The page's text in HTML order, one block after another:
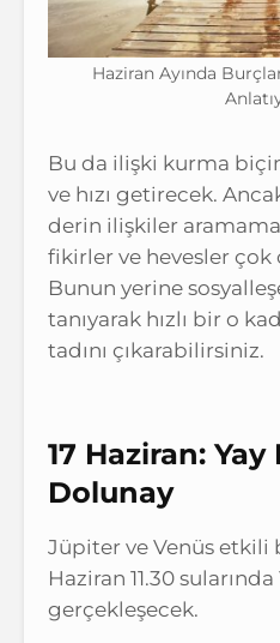
Haziran Ayında
Bu da ilişki kurma
ve hızı getirecek.
derin ilişkiler
fikirler ve hevesler
Bunun yerine
tanıyarak hızlı bir o
tadını çıkarabilirsiniz.
17 Haziran:
Dolunay
Jüpiter ve Venüs etkili
Haziran 11.30
gerçekleşecek.